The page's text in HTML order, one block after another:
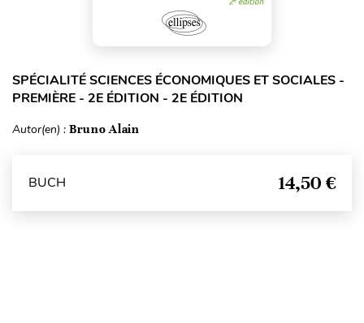
SPÉCIALITÉ SCIENCES ÉCONOMIQUES ET SOCIALES -
PREMIÈRE - 2E ÉDITION - 2E ÉDITION
Autor(en) : Bruno Alain
BUCH 14,50 €